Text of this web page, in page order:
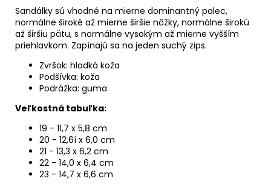
Sandálky sú vhodné na mierne dominantný palec,
normálne široké až mierne širšie nôžky, normálne širokú
až širšiu pätu, s normálne vysokým až mierne vyšším
priehlavkom. Zapínajú sa na jeden suchý zips.
Zvršok: hladká koža
Podšívka: koža
Podrážka: guma
Veľkostná tabuľka:
19 - 11,7 x 5,8 cm
20 - 12,6í x 6,0 cm
21 - 13,3 x 6,2 cm
22 - 14,0 x 6,4 cm
23 - 14,7 x 6,6 cm